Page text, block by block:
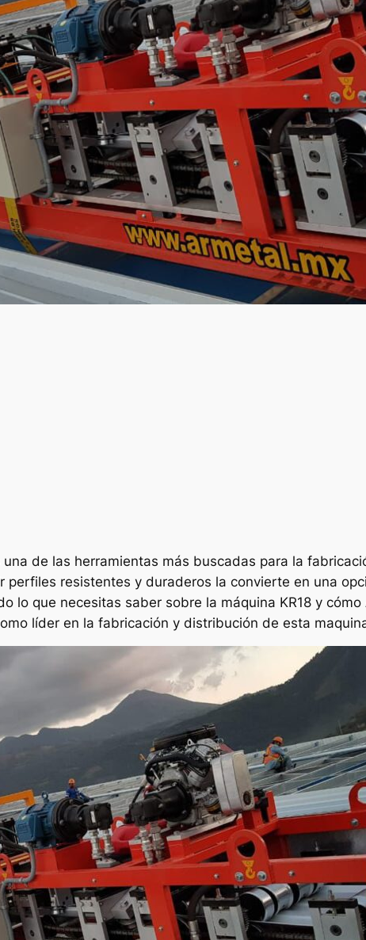
una de las herramientas más buscadas para la
resistentes y duraderos la convierte en una
lo que necesitas saber sobre la máquina KR18 y cómo
líder en la fabricación y distribución de esta